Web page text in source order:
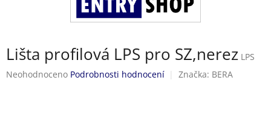
Lišta profilová LPS pro SZ,nerez LPS
Průměrné
Neohodnoceno Podrobnosti hodnocení Značka: BERA